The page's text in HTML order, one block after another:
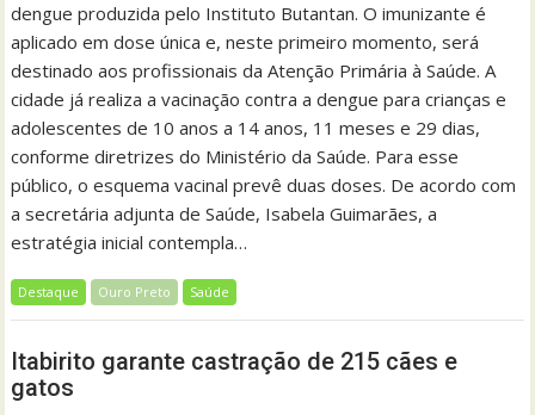
dengue produzida pelo Instituto Butantan. O imunizante é
aplicado em dose única e, neste primeiro momento, será
destinado aos profissionais da Atenção Primária à Saúde. A
cidade já realiza a vacinação contra a dengue para crianças e
adolescentes de 10 anos a 14 anos, 11 meses e 29 dias,
conforme diretrizes do Ministério da Saúde. Para esse
público, o esquema vacinal prevê duas doses. De acordo com
a secretária adjunta de Saúde, Isabela Guimarães, a
estratégia inicial contempla…
Destaque Ouro Preto Saúde
Itabirito garante castração de 215 cães e
gatos